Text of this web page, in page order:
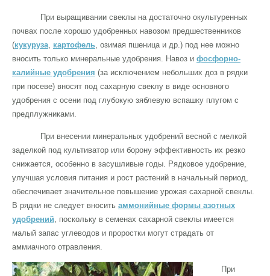
При выращивании свеклы на достаточно окультуренных
почвах после хорошо удобренных навозом предшественников
(кукуруза картофель , озимая пшеница и др.) под нее можно
вносить только минеральные удобрения. Навоз и фосфорно-
калийные удобрения (за исключением небольших доз в рядки
при посеве) вносят под сахарную свеклу в виде основного
удобрения с осени под глубокую зяблевую вспашку плугом с
предплужниками.
При внесении минеральных удобрений весной с мелкой
заделкой под культиватор или борону эффективность их резко
снижается, особенно в засушливые годы. Рядковое удобрение,
улучшая условия питания и рост растений в начальный период,
обеспечивает значительное повышение урожая сахарной свеклы.
В рядки не следует вносить аммонийные формы азотных
удобрений , поскольку в семенах сахарной свеклы имеется
малый запас углеводов и проростки могут страдать от
аммиачного отравления.
При